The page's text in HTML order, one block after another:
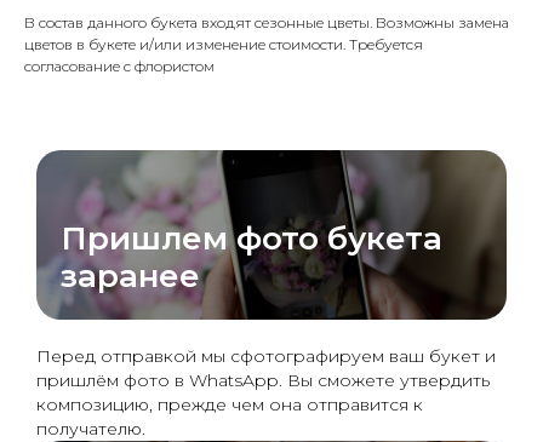
В состав данного букета входят сезонные цветы. Возможны замена
цветов в букете и/или изменение стоимости. Требуется
согласование с флористом
Пришлем фото букета
заранее
Перед отправкой мы сфотографируем ваш букет и
пришлём фото в WhatsApp. Вы сможете утвердить
композицию, прежде чем она отправится к
получателю.